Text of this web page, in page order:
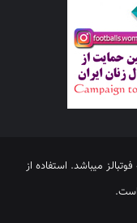
میباشد. استفاده از
است.